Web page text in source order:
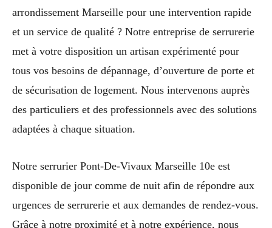
arrondissement Marseille pour une intervention rapide
et un service de qualité ? Notre entreprise de serrurerie
met à votre disposition un artisan expérimenté pour
tous vos besoins de dépannage, d’ouverture de porte et
de sécurisation de logement. Nous intervenons auprès
des particuliers et des professionnels avec des solutions
adaptées à chaque situation.
Notre serrurier Pont-De-Vivaux Marseille 10e est
disponible de jour comme de nuit afin de répondre aux
urgences de serrurerie et aux demandes de rendez-vous.
Grâce à notre proximité et à notre expérience, nous